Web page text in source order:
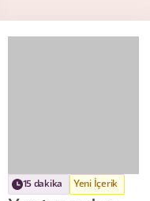
15 dakika Yeni İçerik